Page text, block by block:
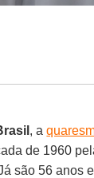
, a
de 1960
são 56 anos